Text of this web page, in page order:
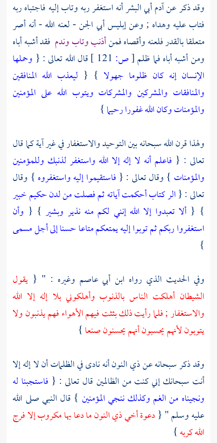
وقد ذكر عنآدمأبي البشر أنه استغفر ربه وتاب إليه فاجتباه ربه
فتاب عليه وهداه ; وعن إبليس أبي الجن - لعنه الله - أنه أصر
متعلقا بالقدر فلعنه وأقصاه فمنأذنب وتاب وندم فقد أشبه أباه
ومن أشبه أباه فما ظلم[ص: قال الله تعالى : { وحملها
الإنسان إنه كان ظلوما جهولا } { ليعذب الله المنافقين
والمنافقات والمشركين والمشركات ويتوب الله على المؤمنين
والمؤمنات وكان الله غفورا رحيما}
ولهذا قرن الله سبحانه بين التوحيد والاستغفار في غير آية كما قال
تعالى : { فاعلم أنه لا إله إلا الله واستغفر لذنبك وللمؤمنين
والمؤمنات } وقال تعالى : { فاستقيموا إليه واستغفروه } وقال
تعالى : {الر كتاب أحكمت آياته ثم فصلت من لدن حكيم خبير
} { ألا تعبدوا إلا الله إنني لكم منه نذير وبشير } { وأن
استغفروا ربكم ثم توبوا إليه يمتعكم متاعا حسنا إلى أجل مسمى
}
وفي الحديث الذي رواه ابن أبي عاصم وغيره : " { يقول
الشيطان أهلكت الناس بالذنوب وأهلكوني بلا إله إلا الله
والاستغفار ; فلما رأيت ذلك بثثت فيهم الأهواء فهم يذنبون ولا
يتوبون لأنهم يحسبون أنهم يحسنون صنعا}
وقد ذكر سبحانه عنذي النونأنه نادى في الظلمات أن لا إله إلا
أنت سبحانك إني كنت من الظالمين قال تعالى : { فاستجبنا له
ونجيناه من الغم وكذلك ننجي المؤمنين } قال النبي صلى الله
عليه وسلم " {دعوة أخيذي النونما دعا بها مكروب إلا فرج
الله كربه}